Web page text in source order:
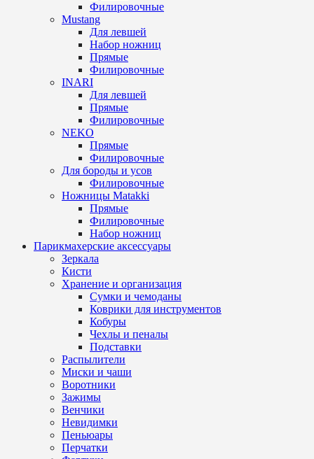
Филировочные
Mustang
Для левшей
Набор ножниц
Прямые
Филировочные
INARI
Для левшей
Прямые
Филировочные
NEKO
Прямые
Филировочные
Для бороды и усов
Филировочные
Ножницы Matakki
Прямые
Филировочные
Набор ножниц
Парикмахерские аксессуары
Зеркала
Кисти
Хранение и организация
Сумки и чемоданы
Коврики для инструментов
Кобуры
Чехлы и пеналы
Подставки
Распылители
Миски и чаши
Воротники
Зажимы
Венчики
Невидимки
Пеньюары
Перчатки